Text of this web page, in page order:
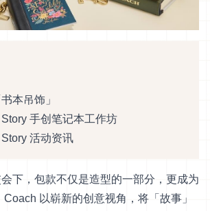
本吊饰」
手创笔记本工作坊
活动资讯
下，包款不仅是造型的一部分，更成为
以崭新的创意视角，将「故事」